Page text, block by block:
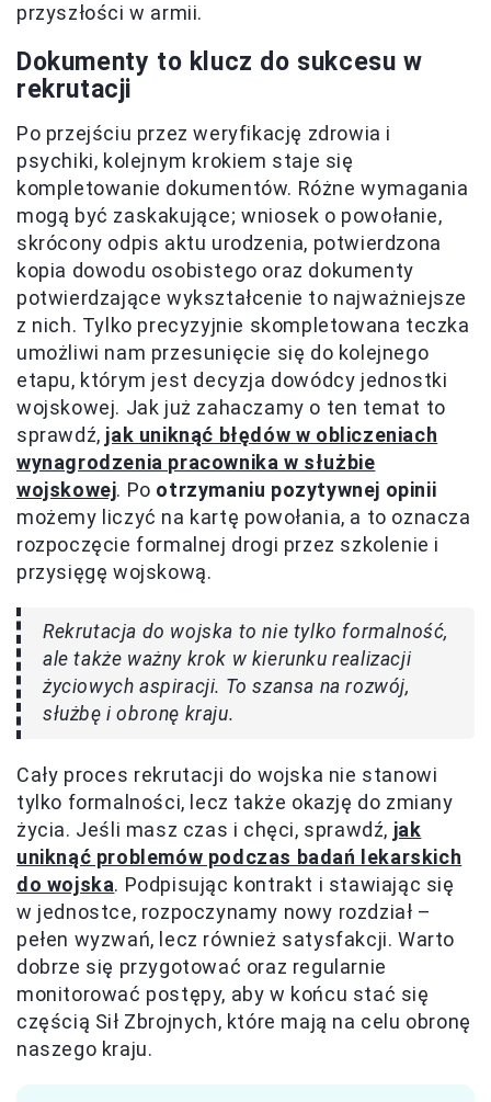
przyszłości w armii.
Dokumenty to klucz do sukcesu w
rekrutacji
Po przejściu przez weryfikację zdrowia i
psychiki, kolejnym krokiem staje się
kompletowanie dokumentów. Różne wymagania
mogą być zaskakujące; wniosek o powołanie,
skrócony odpis aktu urodzenia, potwierdzona
kopia dowodu osobistego oraz dokumenty
potwierdzające wykształcenie to najważniejsze
z nich. Tylko precyzyjnie skompletowana teczka
umożliwi nam przesunięcie się do kolejnego
etapu, którym jest decyzja dowódcy jednostki
wojskowej. Jak już zahaczamy o ten temat to
sprawdź, jak uniknąć błędów w obliczeniach
wynagrodzenia pracownika w służbie
wojskowej. Po otrzymaniu pozytywnej opinii
możemy liczyć na kartę powołania, a to oznacza
rozpoczęcie formalnej drogi przez szkolenie i
przysięgę wojskową.
Rekrutacja do wojska to nie tylko formalność,
ale także ważny krok w kierunku realizacji
życiowych aspiracji. To szansa na rozwój,
służbę i obronę kraju.
Cały proces rekrutacji do wojska nie stanowi
tylko formalności, lecz także okazję do zmiany
życia. Jeśli masz czas i chęci, sprawdź, jak
uniknąć problemów podczas badań lekarskich
do wojska. Podpisując kontrakt i stawiając się
w jednostce, rozpoczynamy nowy rozdział –
pełen wyzwań, lecz również satysfakcji. Warto
dobrze się przygotować oraz regularnie
monitorować postępy, aby w końcu stać się
częścią Sił Zbrojnych, które mają na celu obronę
naszego kraju.